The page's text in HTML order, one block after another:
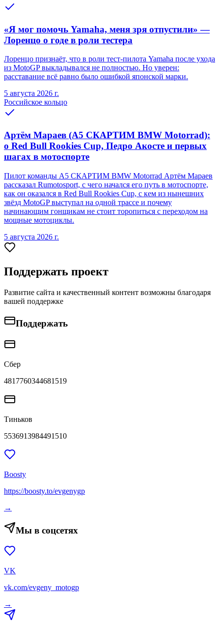
«Я мог помочь Yamaha, меня зря отпустили» —
Лоренцо о годе в роли тестера
Лоренцо признаёт, что в роли тест-пилота Yamaha после ухода
из MotoGP выкладывался не полностью. Но уверен:
расставание всё равно было ошибкой японской марки.
5 августа 2026 г.
Российское кольцо
Артём Мараев (A5 СКАРТИМ BMW Motorrad):
о Red Bull Rookies Cup, Педро Акосте и первых
шагах в мотоспорте
Пилот команды A5 СКАРТИМ BMW Motorrad Артём Мараев
рассказал Rumotosport, с чего начался его путь в мотоспорте,
как он оказался в Red Bull Rookies Cup, с кем из нынешних
звёзд MotoGP выступал на одной трассе и почему
начинающим гонщикам не стоит торопиться с переходом на
мощные мотоциклы.
5 августа 2026 г.
Поддержать проект
Развитие сайта и качественный контент возможны благодаря
вашей поддержке
Поддержать
Сбер
4817760344681519
Тиньков
5536913984491510
Boosty
https://boosty.to/evgenygp
→
Мы в соцсетях
VK
vk.com/evgeny_motogp
→